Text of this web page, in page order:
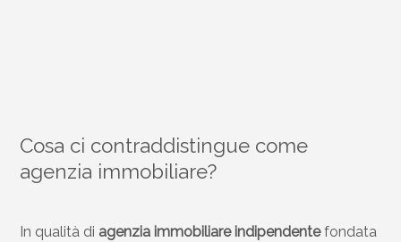
Cosa ci contraddistingue come
agenzia immobiliare?
In qualità di agenzia immobiliare indipendentefondata